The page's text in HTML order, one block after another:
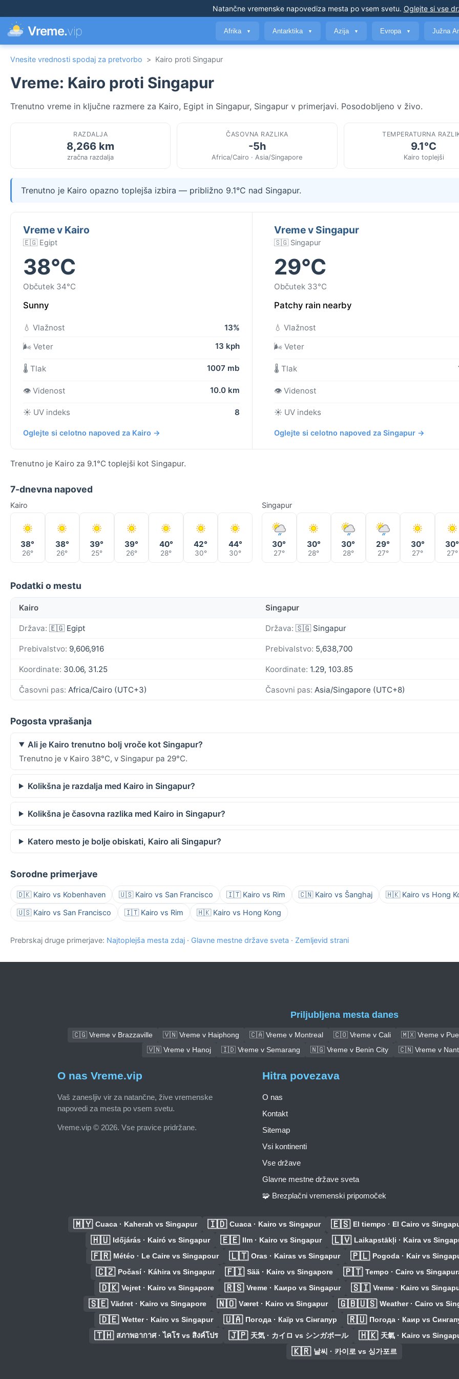
Natančne vremenske napovediza mesta po vsem svetu. Oglejte si vse
Vreme.vip Afrika ▼ Antarktika ▼ Azija ▼ Evropa ▼ Južna
Vnesite vrednosti spodaj za pretvorbo > Kairo proti Singapur
Vreme: Kairo proti Singapur
Trenutno vreme in ključne razmere za Kairo, Egipt in Singapur, Singapur v primerjavi. Posodobljeno v živo.
RAZDALJA
8,266 km
zračna razdalja
ČASOVNA RAZLIKA
-5h
Africa/Cairo · Asia/Singapore
TEMPERATURNA
9.1°C
Kairo toplejši
Trenutno je Kairo opazno toplejša izbira — približno 9.1°C nad Singapur.
Vreme v Kairo
🇪🇬 Egipt
38°C
Občutek 34°C
Sunny
💧 Vlažnost
13%
🌬️ Veter
13 kph
🌡️ Tlak 1007 mb
👁️ Videnost 10.0 km
☀️ UV indeks 8
Oglejte si celotno napoved za Kairo →
Vreme v Singapur
🇸🇬 Singapur
29°C
Občutek 33°C
Patchy rain nearby
💧 Vlažnost
🌬️ Veter
🌡️ Tlak
👁️ Videnost
☀️ UV indeks
Oglejte si celotno napoved za Singapur →
Trenutno je Kairo za 9.1°C toplejši kot Singapur.
7-dnevna napoved
Kairo
38°
26°
38°
26°
39°
25°
39°
26°
40°
28°
42°
30°
44°
30°
Singapur
30°
27°
30°
28°
30°
28°
29°
27°
30°
27°
30°
27°
Podatki o mestu
Kairo Singapur
Država: 🇪🇬 Egipt Država: 🇸🇬 Singapur
Prebivalstvo: 9,606,916 Prebivalstvo: 5,638,700
Koordinate: 30.06, 31.25 Koordinate: 1.29, 103.85
Časovni pas: Africa/Cairo (UTC+3) Časovni pas: Asia/Singapore (UTC+8)
Pogosta vprašanja
Ali je Kairo trenutno bolj vroče kot Singapur?
Trenutno je v Kairo 38°C, v Singapur pa 29°C.
Kolikšna je razdalja med Kairo in Singapur?
Kolikšna je časovna razlika med Kairo in Singapur?
Katero mesto je bolje obiskati, Kairo ali Singapur?
Sorodne primerjave
🇩🇰 Kairo vs Kobenhaven 🇺🇸 Kairo vs San Francisco 🇮🇹 Kairo vs Rim 🇨🇳 Kairo vs Šanghaj 🇭🇰 Kairo vs Hong
🇺🇸 Kairo vs San Francisco 🇮🇹 Kairo vs Rim 🇭🇰 Kairo vs Hong Kong
Prebrskaj druge primerjave: Najtoplejša mesta zdaj · Glavne mestne države sveta · Zemljevid strani
Priljubljena mesta danes
🇨🇬 Vreme v Brazzaville 🇻🇳 Vreme v Haiphong 🇨🇦 Vreme v Montreal 🇨🇴 Vreme v Cali
🇲🇽 Vreme v
🇻🇳 Vreme v Hanoj
🇮🇩 Vreme v Semarang 🇳🇬 Vreme v Benin City 🇨🇳 Vreme v
O nas Vreme.vip
Vaš zanesljiv vir za natančne, žive vremenske
napovedi za mesta po vsem svetu.
Vreme.vip © 2026. Vse pravice pridržane.
Hitra povezava
O nas
Kontakt
Sitemap
Vsi kontinenti
Vse države
Glavne mestne države sveta
🧩 Brezplačni vremenski pripomoček
🇲🇾 Cuaca · Kaherah vs Singapur 🇮🇩 Cuaca · Kairo vs Singapur 🇪🇸 El tiempo · El Cairo vs
🇭🇺 Időjárás · Kairó vs Singapur 🇪🇪 Ilm · Kairo vs Singapur 🇱🇻 Laikapstākļi · Kaira vs
🇫🇷 Météo · Le Caire vs Singapour 🇱🇹 Oras · Kairas vs Singapur 🇵🇱 Pogoda · Kair vs
🇨🇿 Počasí · Káhira vs Singapur 🇫🇮 Sää · Kairo vs Singapore 🇵🇹 Tempo · Cairo vs
🇩🇰 Vejret · Kairo vs Singapore 🇷🇸 Vreme · Каиро vs Singapur 🇸🇮 Vreme · Kairo vs
🇸🇪 Vädret · Kairo vs Singapore 🇳🇴 Været · Kairo vs Singapur 🇬🇧🇺🇸 Weather · Cairo vs
🇩🇪 Wetter · Kairo vs Singapur 🇺🇦 Погода · Каїр vs Сінгапур 🇷🇺 Погода · Каир vs
🇹🇭 สภาพอากาศ · ไคโร vs สิงค์โปร 🇯🇵 天気 · カイロ vs シンガポール 🇭🇰 天氣 · Kairo vs
🇰🇷 날씨 · 카이로 vs 싱가포르